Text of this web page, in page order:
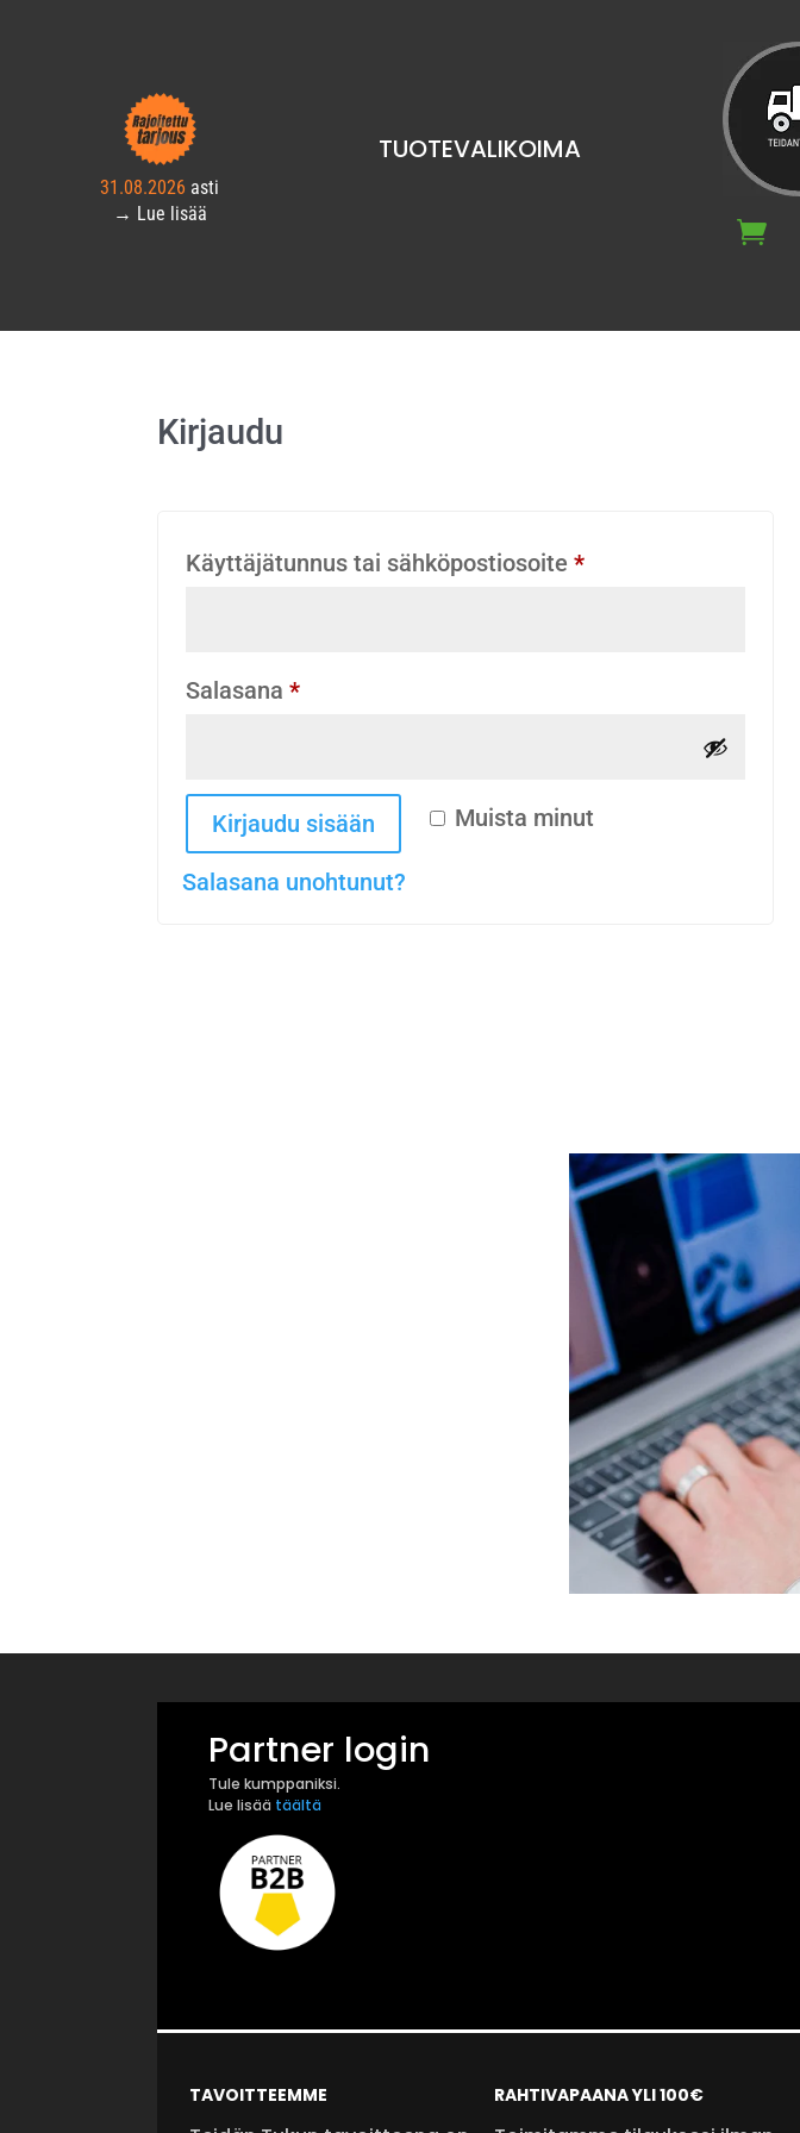
31.08.2026 asti
→ Lue lisää
TUOTEVALIKOIMA
Kirjaudu
Käyttäjätunnus tai sähköpostiosoite *Vaaditaan
Salasana *Vaaditaan
Muista minut
Kirjaudu sisään
Salasana unohtunut?
Partner login
Tule kumppaniksi.
Lue lisää täältä
TAVOITTEEMME RAHTIVAPAANA YLI 100€